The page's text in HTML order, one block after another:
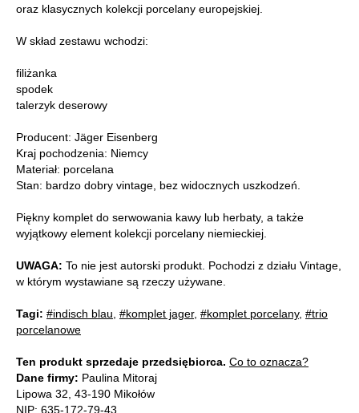
oraz klasycznych kolekcji porcelany europejskiej.
W skład zestawu wchodzi:
filiżanka
spodek
talerzyk deserowy
Producent: Jäger Eisenberg
Kraj pochodzenia: Niemcy
Materiał: porcelana
Stan: bardzo dobry vintage, bez widocznych uszkodzeń.
Piękny komplet do serwowania kawy lub herbaty, a także
wyjątkowy element kolekcji porcelany niemieckiej.
UWAGA: To nie jest autorski produkt. Pochodzi z działu Vintage,
w którym wystawiane są rzeczy używane.
Tagi: #indisch blau #komplet jager, #komplet porcelany, #trio
porcelanowe
Ten produkt sprzedaje przedsiębiorca. Co to oznacza?
Dane firmy: Paulina Mitoraj
Lipowa 32, 43-190 Mikołów
NIP: 635-172-79-43